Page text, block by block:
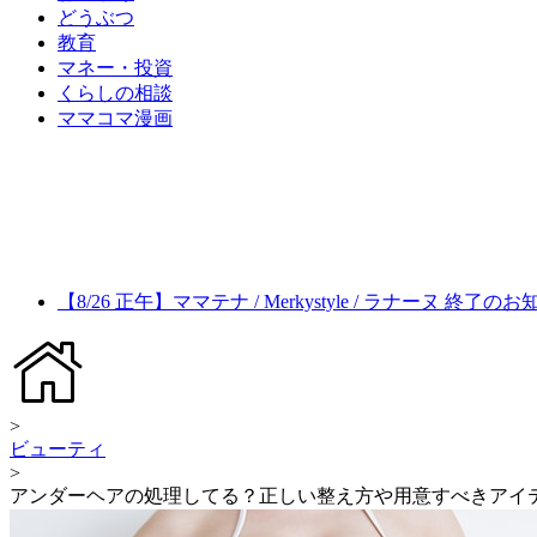
どうぶつ
教育
マネー・投資
くらしの相談
ママコマ漫画
【8/26 正午】ママテナ / Merkystyle / ラナーヌ 終了のお
>
ビューティ
>
アンダーヘアの処理してる？正しい整え方や用意すべきアイ